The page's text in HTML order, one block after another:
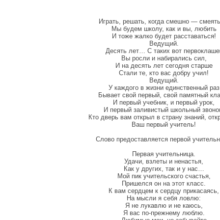
Играть, решать, когда смешно —
Мы будем школу, как и вы, любить
И тоже жалко будет расставаться!
Ведущий.
Десять лет… С таких вот
Вы росли и набирались сил,
И на десять лет сегодня старше
Стали те, кто вас добру учил!
Ведущий.
У каждого в жизни единственный раз
Бывает свой первый, свой памятный
И первый учебник, и первый урок,
И первый заливистый школьный
Кто дверь вам открыл в страну знаний,
Ваш первый учитель!
Слово предоставляется первой
Первая учительница.
Удачи, взлеты и ненастья,
Как у других, так и у нас…
Мой пик учительского счастья,
Пришелся он на этот класс.
К вам сердцем к сердцу прикасаясь,
На мысли я себя ловлю:
Я не лукавлю и не каюсь,
Я вас по-прежнему люблю.